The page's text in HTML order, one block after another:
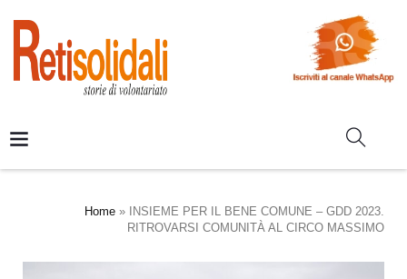
Home »
INSIEME PER IL BENE COMUNE – GDD 2023.
RITROVARSI COMUNITÀ AL CIRCO MASSIMO